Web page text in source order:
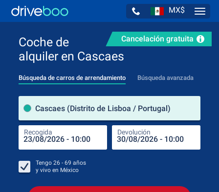
MX$
Cancelación gratuita
Coche de
alquiler en Cascaes
Búsqueda de carros de arrendamiento Búsqueda avanzada
Cascaes (Distrito de Lisboa / Portugal)
Recogida Devolución
Tengo 26 - 69 años
y vivo en México